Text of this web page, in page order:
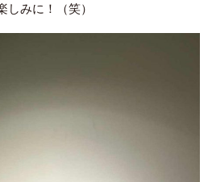
しみに！（笑）